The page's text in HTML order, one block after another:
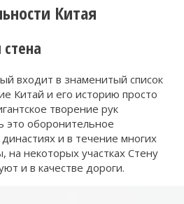
Китая
входит в знаменитый список
и его историю просто
творение рук
это оборонительное
и в течение многих
некоторых участках Стену
и в качестве дороги.